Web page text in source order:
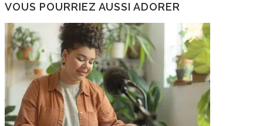
VOUS POURRIEZ AUSSI ADORER